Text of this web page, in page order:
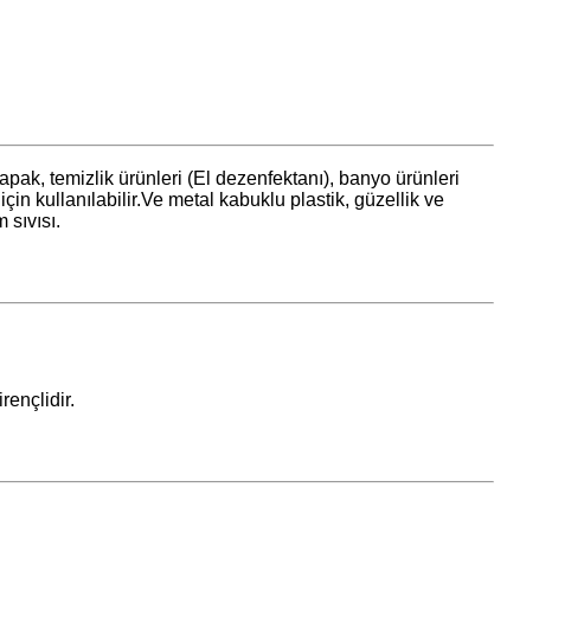
temizlik ürünleri (El dezenfektanı), banyo ürünleri
kullanılabilir.Ve metal kabuklu plastik, güzellik ve